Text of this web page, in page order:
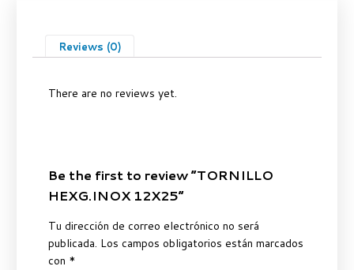
Reviews (0)
There are no reviews yet.
Be the first to review “TORNILLO
HEXG.INOX 12X25”
Tu dirección de correo electrónico no será
publicada. Los campos obligatorios están marcados
con *